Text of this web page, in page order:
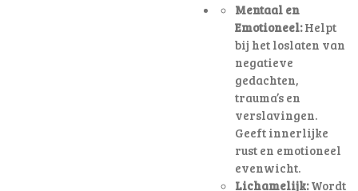
Mentaal en
Emotioneel:Helpt
bij het loslaten van
negatieve
gedachten,
trauma’s en
verslavingen.
Geeft innerlijke
rust en emotioneel
evenwicht.
Lichamelijk:Wordt